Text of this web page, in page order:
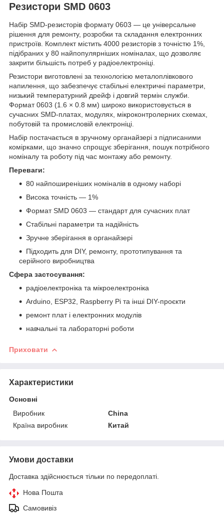
Резистори SMD 0603
Набір SMD-резисторів формату 0603 — це універсальне
рішення для ремонту, розробки та складання електронних
пристроїв. Комплект містить 4000 резисторів з точністю 1%,
підібраних у 80 найпопулярніших номіналах, що дозволяє
закрити більшість потреб у радіоелектроніці.
Резистори виготовлені за технологією металоплівкового
напилення, що забезпечує стабільні електричні параметри,
низький температурний дрейф і довгий термін служби.
Формат 0603 (1.6 × 0.8 мм) широко використовується в
сучасних SMD-платах, модулях, мікроконтролерних схемах,
побутовій та промисловій електроніці.
Набір постачається в зручному органайзері з підписаними
комірками, що значно спрощує зберігання, пошук потрібного
номіналу та роботу під час монтажу або ремонту.
Переваги:
80 найпоширеніших номіналів в одному наборі
Висока точність — 1%
Формат SMD 0603 — стандарт для сучасних плат
Стабільні параметри та надійність
Зручне зберігання в органайзері
Підходить для DIY, ремонту, прототипування та
серійного виробництва
Сфера застосування:
радіоелектроніка та мікроелектроніка
Arduino, ESP32, Raspberry Pi та інші DIY-проєкти
ремонт плат і електронних модулів
навчальні та лабораторні роботи
Приховати
Характеристики
Основні
Виробник
China
Країна виробник
Китай
Умови доставки
Доставка здійснюється тільки по передоплаті.
Нова Пошта
Самовивіз